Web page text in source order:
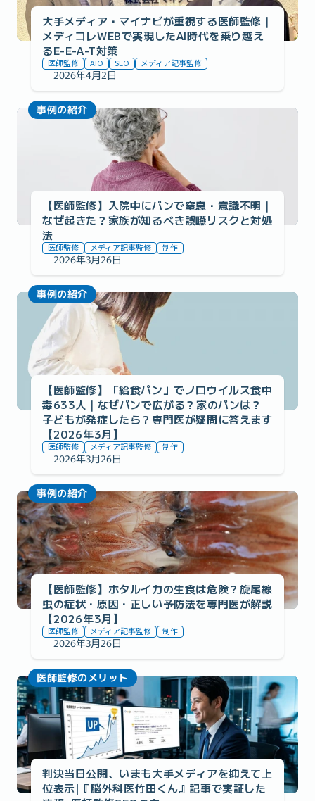
大手メディア・マイナビが重視する医師監修｜
メディコレWEBで実現したAI時代を乗り越え
るE-E-A-T対策
医師監修 AIO SEO メディア記事監修
2026年4月2日
事例の紹介
【医師監修】入院中にパンで窒息・意識不明｜
なぜ起きた？家族が知るべき誤嚥リスクと対処
法
医師監修 メディア記事監修 制作
2026年3月26日
事例の紹介
【医師監修】「給食パン」でノロウイルス食中
毒633人｜なぜパンで広がる？家のパンは？
子どもが発症したら？専門医が疑問に答えます
【2026年3月】
医師監修 メディア記事監修 制作
2026年3月26日
事例の紹介
【医師監修】ホタルイカの生食は危険？旋尾線
虫の症状・原因・正しい予防法を専門医が解説
【2026年3月】
医師監修 メディア記事監修 制作
2026年3月26日
医師監修のメリット
判決当日公開、いまも大手メディアを抑えて上
位表示|『脳外科医竹田くん』記事で実証した